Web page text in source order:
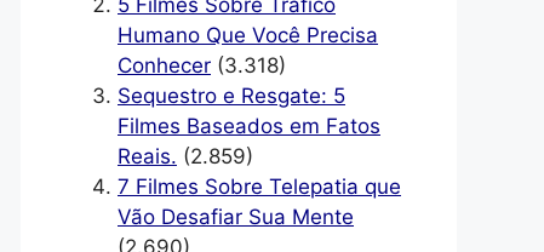
Humano Que Você Precisa
Conhecer (3.318)
Sequestro e Resgate: 5
Filmes Baseados em Fatos
Reais. (2.859)
7 Filmes Sobre Telepatia que
Vão Desafiar Sua Mente
(2.690)